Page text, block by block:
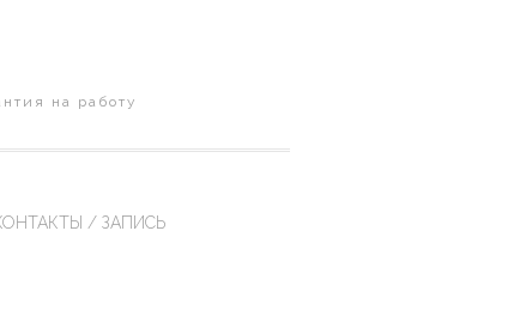
на работу
/ ЗАПИСЬ